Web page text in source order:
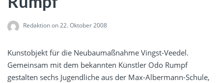
Redaktionon 22. Oktober 2008
Kunstobjekt für die Neubaumaßnahme Vingst-Veedel.
Gemeinsam mit dem bekannten Künstler Odo Rumpf
gestalten sechs Jugendliche aus der Max-Albermann-Schule,